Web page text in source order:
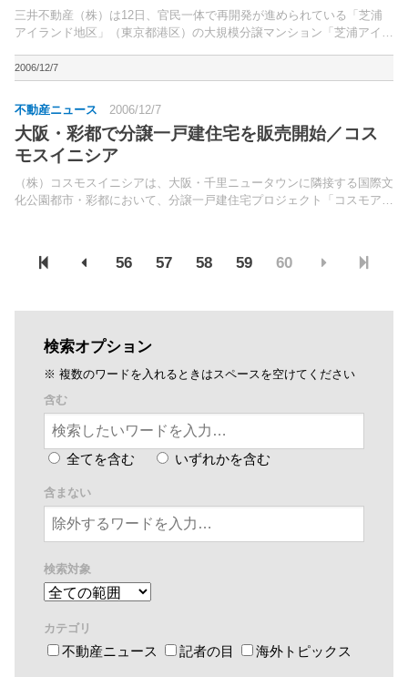
三井不動産（株）は12日、官民一体で再開発が進められている「芝浦
アイランド地区」（東京都港区）の大規模分譲マンション「芝浦アイラ
貸合わせて約4,000戸の住宅が供給される同エリア初...
2006/12/7
不動産ニュース 2006/12/7
大阪・彩都で分譲一戸建住宅を販売開始／コス
モスイニシア
（株）コスモスイニシアは、大阪・千里ニュータウンに隣接する国際文
化公園都市・彩都において、分譲一戸建住宅プロジェクト「コスモアベ
56 57 58 59 60
検索オプション
※ 複数のワードを入れるときはスペースを空けてください
含む
全てを含む いずれかを含む
含まない
検索対象
カテゴリ
不動産ニュース 記者の目 海外トピックス